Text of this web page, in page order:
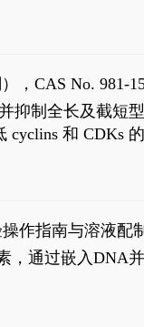
，CAS No. 981-
制全长及截短
和 CDKs
Vs, AR1-651)
作指南与溶液配
，通过嵌入